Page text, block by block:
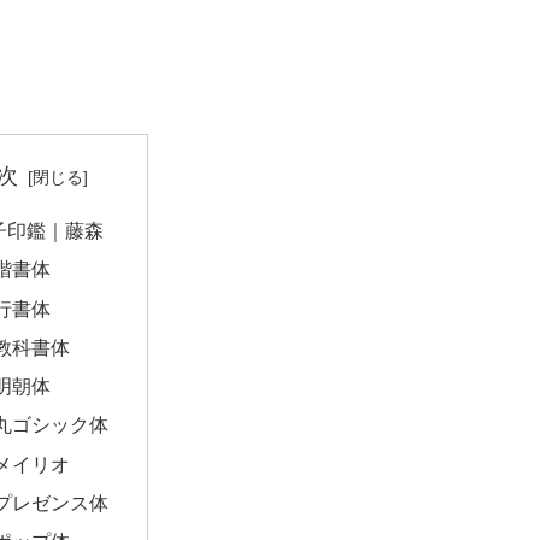
印鑑｜藤森
書体
書体
科書体
朝体
ゴシック体
イリオ
レゼンス体